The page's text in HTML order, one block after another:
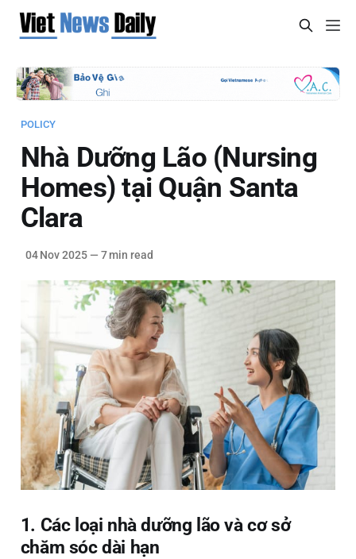
POLICY
Nhà Dưỡng Lão (Nursing
Homes) tại Quận Santa
Clara
04 Nov 2025 — 7 min read
1. Các loại nhà dưỡng lão và cơ sở
chăm sóc dài hạn